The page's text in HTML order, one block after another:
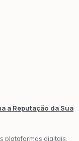
a Reputação da Sua
plataformas digitais,